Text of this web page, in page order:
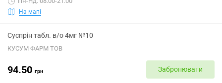
На мапі
Суспрін табл. в/о 4мг №10
КУСУМ ФАРМ ТОВ
94.50 грн Забронювати